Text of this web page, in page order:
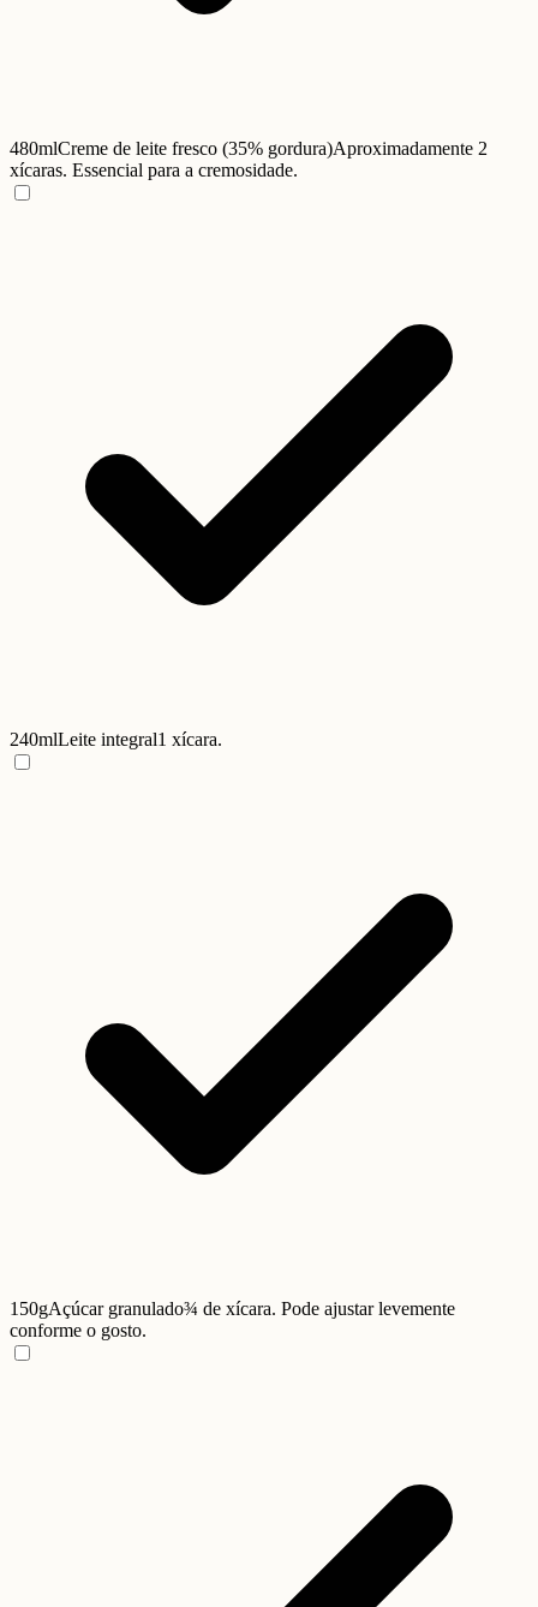
480mlCreme de leite fresco (35% gordura)Aproximadamente 2
xícaras. Essencial para a cremosidade.
240mlLeite integral1 xícara.
150gAçúcar granulado¾ de xícara. Pode ajustar levemente
conforme o gosto.